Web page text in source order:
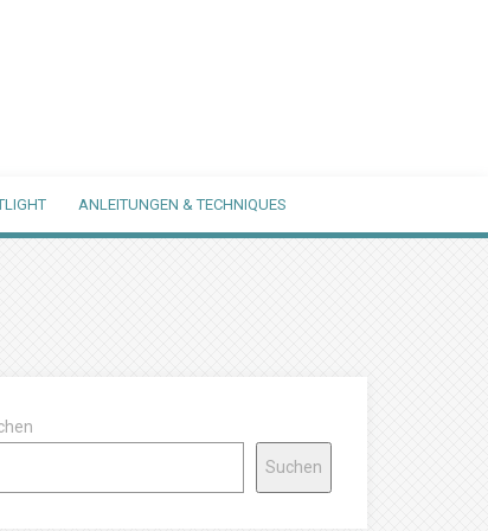
ANLEITUNGEN & TECHNIQUES
Suchen